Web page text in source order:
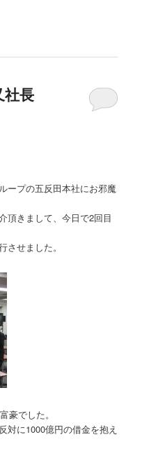
長
ープの五反田本社にお邪魔
頂きまして、今日で2回目
せました。
豪でした。
対に1000億円の借金を抱え